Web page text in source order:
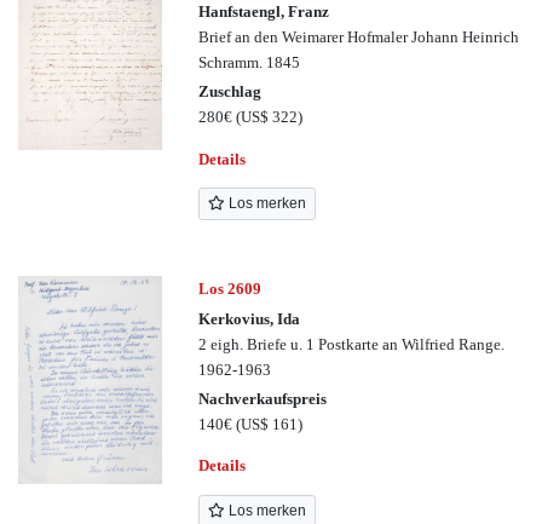
Hanfstaengl, Franz
Brief an den Weimarer Hofmaler Johann Heinrich
Schramm. 1845
Zuschlag
280€(US$ 322)
Details
Los merken
Los 2609
Kerkovius, Ida
2 eigh. Briefe u. 1 Postkarte an Wilfried Range.
1962-1963
Nachverkaufspreis
140€(US$ 161)
Details
Los merken